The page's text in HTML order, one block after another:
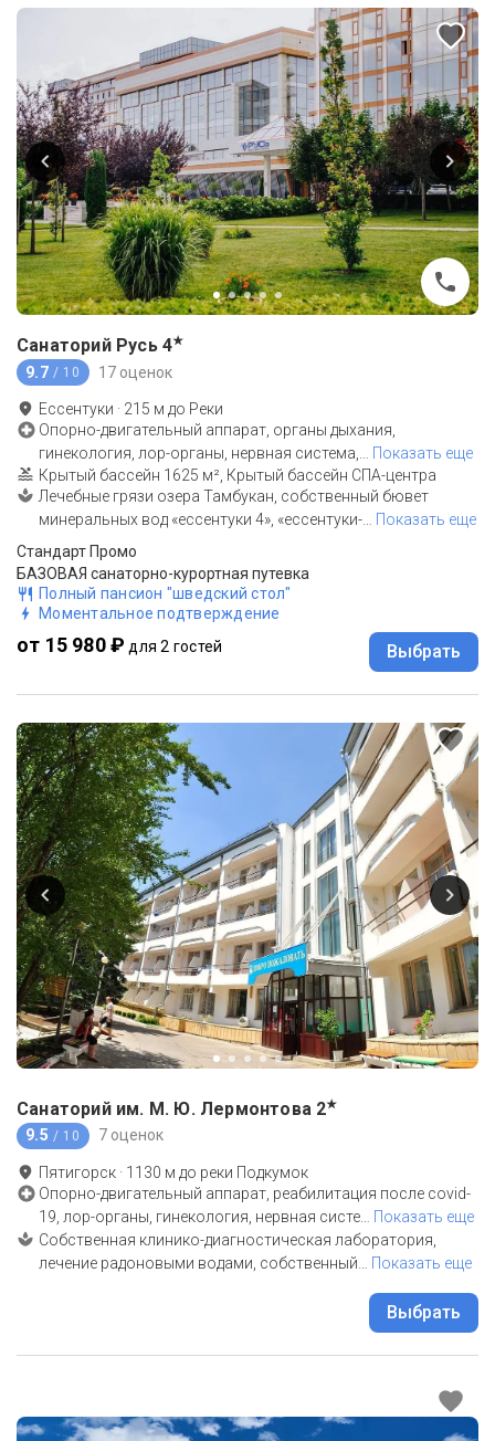
Санаторий Русь 4★
9.7 / 10 17 оценок
Ессентуки · 215 м до Реки
Опорно-двигательный аппарат, органы дыхания,
гинекология, лор-органы, нервная система,… Показать еще
Крытый бассейн 1625 м², Крытый бассейн СПА-центра
Лечебные грязи озера Тамбукан, собственный бювет
минеральных вод «ессентуки 4», «ессентуки-… Показать еще
Стандарт Промо
БАЗОВАЯ санаторно-курортная путевка
Полный пансион "шведский стол"
Моментальное подтверждение
от 15 980 ₽ для 2 гостей Выбрать
Санаторий им. М. Ю. Лермонтова 2★
9.5 / 10 7 оценок
Пятигорск · 1130 м до реки Подкумок
Опорно-двигательный аппарат, реабилитация после covid-
19, лор-органы, гинекология, нервная систе
Показать еще
Собственная клинико-диагностическая лаборатория,
лечение радоновыми водами, собственный
Показать еще
Выбрать